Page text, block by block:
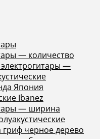
— количество
—
Япония
Ibanez
— ширина
черное дерево